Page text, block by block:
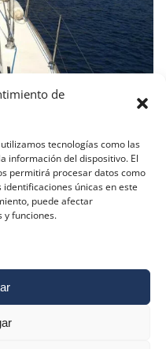
de
tecnologías como las
información del dispositivo. El
permitirá procesar datos como
únicas en este
puede afectar
y funciones.
preparando una
es salir de nuestra
28 con rumbo al
allí la noche.A la
rumbo a Cabo de